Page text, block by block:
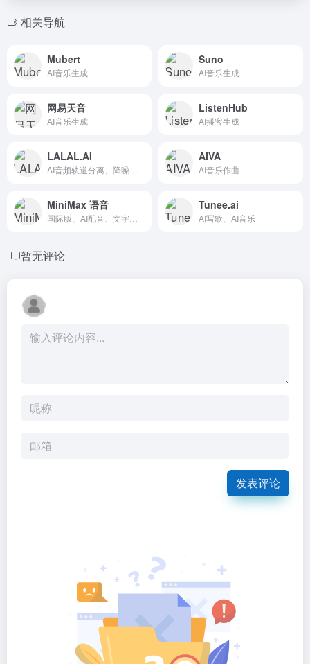
相关导航
Mubert
AI音乐生成
Suno
AI音乐生成
网易天音
AI音乐生成
ListenHub
AI播客生成
LALAL.AI AIVA
AI音乐作曲
MiniMax 语音 Tunee.ai
AI写歌、AI音乐
暂无评论
发表评论